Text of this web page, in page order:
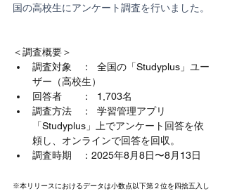
国の高校生にアンケート調査を行いました。
＜調査概要＞
調査対象　：  全国の「Studyplus」ユー
ザー（高校生）
回答者　　： 1,703名
調査方法　：  学習管理アプリ
「Studyplus」上でアンケート回答を依
頼し、オンラインで回答を回収。
調査時期　： 2025年8月8日〜8月13日
※本リリースにおけるデータは小数点以下第２位を四捨五入し